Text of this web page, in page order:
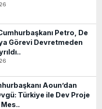
Petro, De
Görevi Devretmeden
Aoun’dan
Türkiye ile Dev Proje